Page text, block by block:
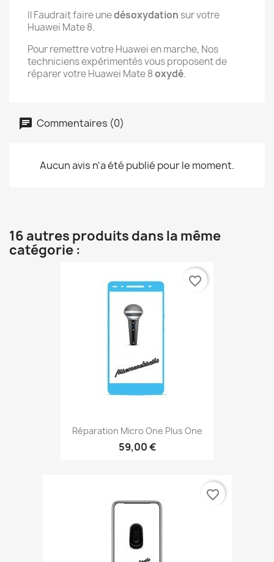
Il Faudrait faire unedésoxydation sur votre
Huawei Mate 8.
Pour remettre votre Huawei en marche, Nos
techniciens expérimentés vous proposent de
réparer votre Huawei Mate 8oxydé.
Commentaires (0)
Aucun avis n'a été publié pour le moment.
16 autres produits dans la même
catégorie :
Réparation Micro One Plus One
59,00 €
favorite_border
favorite_border